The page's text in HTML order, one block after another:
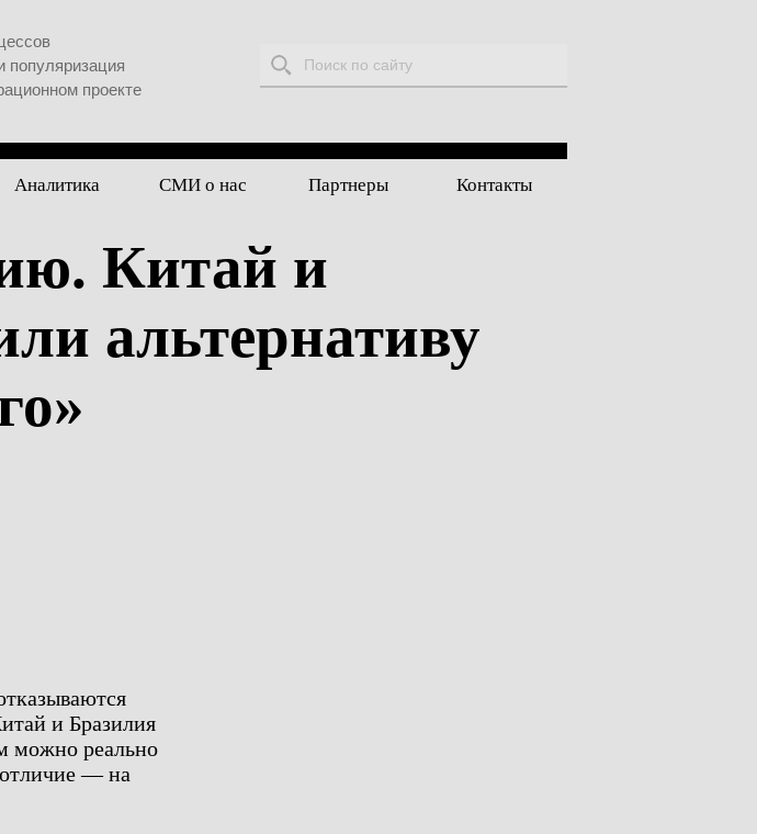
популяризация
проекте
Аналитика СМИ о нас Партнеры Контакты
Китай и
альтернативу
и Бразилия
можно реально
отличие — на